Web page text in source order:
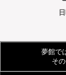
夢館で
そ